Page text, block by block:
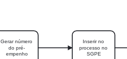
Gerar número
do pré-
empenho
Inserir no
processo no
SGPE